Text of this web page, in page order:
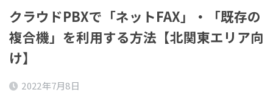
クラウドPBXで「ネットFAX」・「既存の
複合機」を利用する方法【北関東エリア向
け】
2022年7月8日